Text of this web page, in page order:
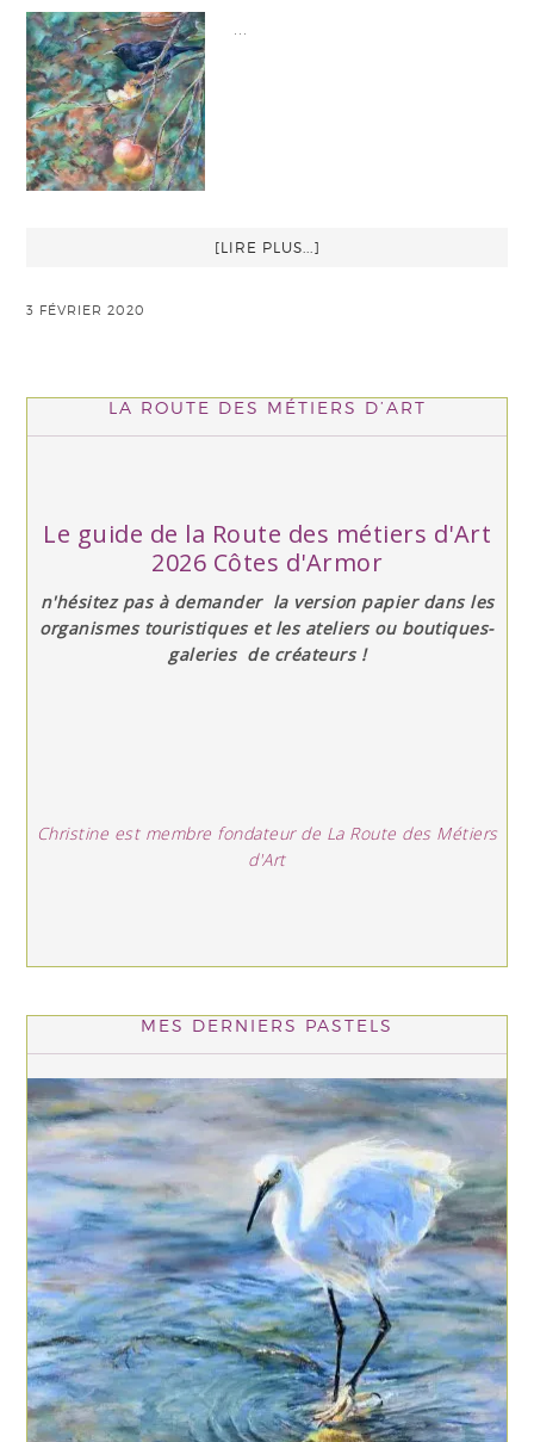
…
[LIRE PLUS...]
3 FÉVRIER 2020
LA ROUTE DES MÉTIERS D’ART
Le guide de la Route des métiers d'Art
2026 Côtes d'Armor
n'hésitez pas à demander la version papier dans les
organismes touristiques et les ateliers ou boutiques-
galeries de créateurs !
Christine est membre fondateur de La Route des Métiers
d'Art
MES DERNIERS PASTELS